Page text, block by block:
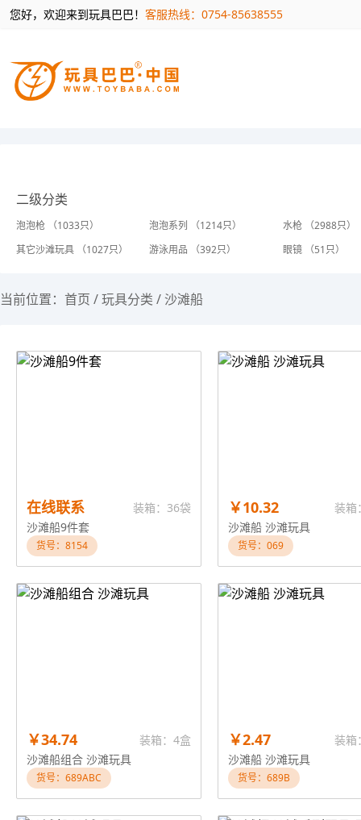
您好，欢迎来到玩具巴巴！ 客服热线：0754-85638555
二级分类
泡泡枪 （1033只） 泡泡系列 （1214只）
水枪 （2988只）
其它沙滩玩具 （1027只）
游泳用品 （392只） 眼镜 （51只）
当前位置： 首页 /玩具分类 / 沙滩船
在线联系
装箱：36袋
沙滩船9件套
货号：8154
￥10.32
装箱
沙滩船 沙滩玩具
货号：069
￥34.74
装箱：4盒
沙滩船组合 沙滩玩具
货号：689ABC
￥2.47
装箱
沙滩船 沙滩玩具
货号：689B